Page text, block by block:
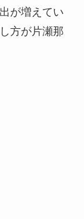
が増えてい
方が片瀬那